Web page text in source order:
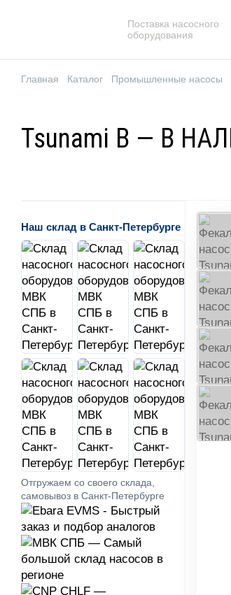
Поставка насосного
оборудования
Главная Каталог Промышленные насосы
Tsunami B — В
Наш склад в Санкт-Петербурге
Отгружаем со своего склада,
самовывоз в Санкт-Петербурге